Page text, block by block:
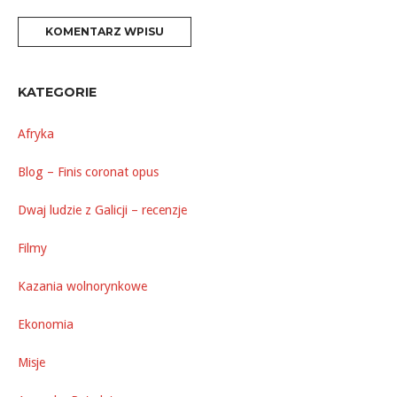
KATEGORIE
Afryka
Blog – Finis coronat opus
Dwaj ludzie z Galicji – recenzje
Filmy
Kazania wolnorynkowe
Ekonomia
Misje